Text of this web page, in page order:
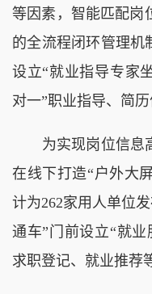
等因素，智能匹配岗
的全流程闭环管理机
设立“就业指导专家
对一”职业指导、简
为实现岗位信息高
在线下打造“户外大
计为262家用人单位
通车”门前设立“就业
求职登记、就业推荐